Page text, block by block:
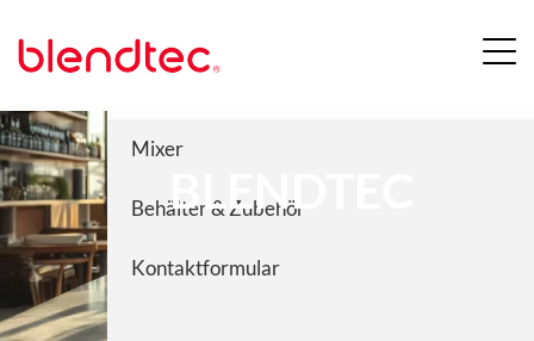
BLENDTEC
Mixer
Behälter & Zubehör
Kontaktformular